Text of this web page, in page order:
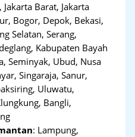
Jakarta Barat, Jakarta
Bogor, Depok, Bekasi,
Selatan, Serang,
Kabupaten Bayah
Seminyak, Ubud, Nusa
Singaraja, Sanur,
Uluwatu,
Bangli,
: Lampung,